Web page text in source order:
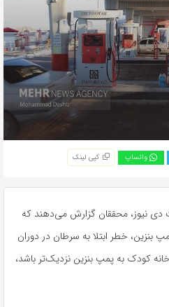
واتساپ کپی لینک
دی نیوز، محققان گزارش می‌دهند که
از یک پمپ بنزین، خطر ابتلا به سرطان در دوران
کودک به پمپ بنزین نزدیک‌تر باشد،